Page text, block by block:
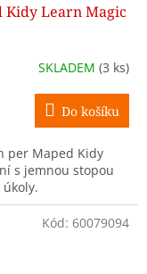
Kidy Learn Magic
SKLADEM (3 ks)
Do košíku
per Maped Kidy
s jemnou stopou
Kód: 60079094